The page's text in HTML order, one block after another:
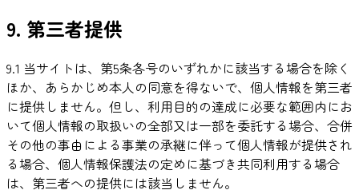
9. 第三者提供
9.1 当サイトは、第5条各号のいずれかに該当する場合を除く
ほか、あらかじめ本人の同意を得ないで、個人情報を第三者
に提供しません。但し、利用目的の達成に必要な範囲内にお
いて個人情報の取扱いの全部又は一部を委託する場合、合併
その他の事由による事業の承継に伴って個人情報が提供され
る場合、個人情報保護法の定めに基づき共同利用する場合
は、第三者への提供には該当しません。